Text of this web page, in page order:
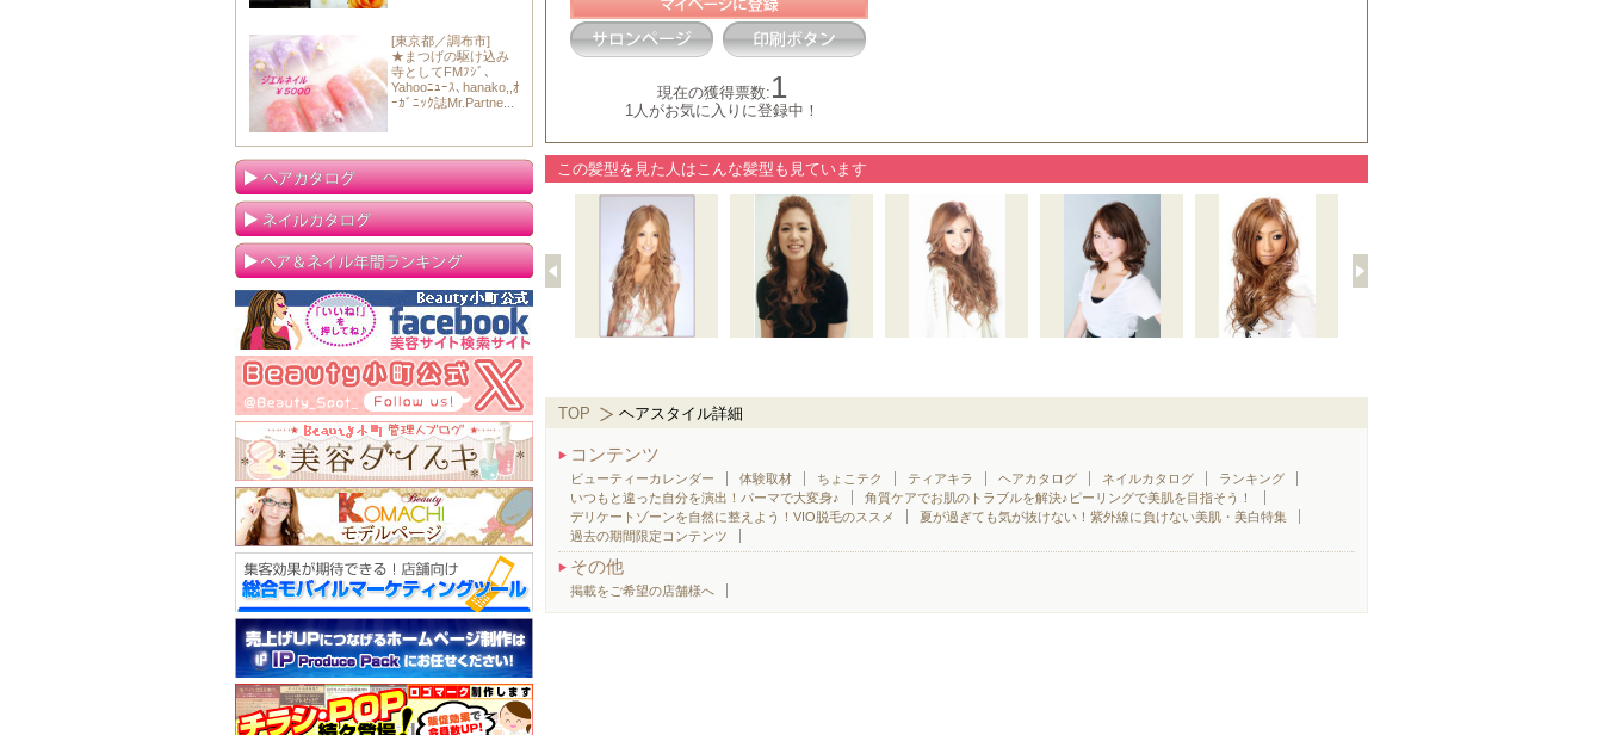
現在の獲得票数: 1
1人がお気に入りに登録中！
この髪型を見た人はこんな髪型も見ています
TOP ヘアスタイル詳細
コンテンツ
ビューティーカレンダー 体験取材 ちょこテク ティアキラ ヘアカタログ ネイルカタログ
ランキング
いつもと違った自分を演出！パーマで大変身♪
角質ケアでお肌のトラブルを解決♪ピーリングで美肌を目指そう！
デリケートゾーンを自然に整えよう！VIO脱毛のススメ
夏が過ぎても気が抜けない！紫外線に負けない美肌・美白特集
過去の期間限定コンテンツ
その他
掲載をご希望の店舗様へ
[東京都／調布市]
★まつげの駆け込み
寺としてFMﾌｼﾞ､
Yahooﾆｭｰｽ､hanako,,ｵ
ｰｶﾞﾆｯｸ誌Mr.Partne...